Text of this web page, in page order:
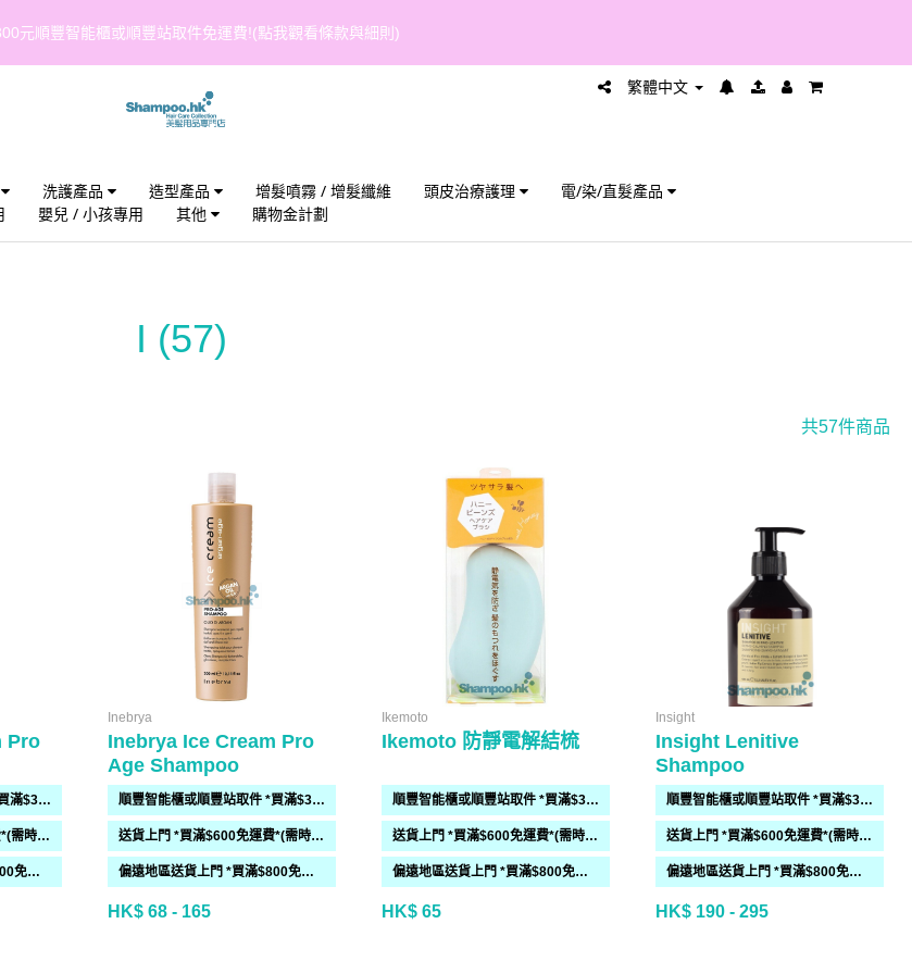
元順豐智能櫃或順豐站取件免運費!(點我觀看條款與細則)
繁體中文
洗護產品 造型產品 增髮噴霧 / 增髮纖維 頭皮治療護理
電/染/直髮產品
嬰兒 / 小孩專用 其他 購物金計劃
I (57)
共57件商品
Pro
順豐智能櫃或順豐站取件 *買滿$300免運費*
送貨上門 *買滿$600免運費*(需時 2-6過工作天)
偏遠地區送貨上門 *買滿$800免運費*(需時 2-6個工作天)
Inebrya
Inebrya Ice Cream Pro
Age Shampoo
順豐智能櫃或順豐站取件 *買滿$300免運費*
送貨上門 *買滿$600免運費*(需時 2-6過工作天)
偏遠地區送貨上門 *買滿$800免運費*(需時 2-6個工作天)
HK$ 68 - 165
Ikemoto
Ikemoto 防靜電解結梳
順豐智能櫃或順豐站取件 *買滿$300免運費*
送貨上門 *買滿$600免運費*(需時 2-6過工作天)
偏遠地區送貨上門 *買滿$800免運費*(需時 2-6個工作天)
HK$ 65
Insight
Insight Lenitive
Shampoo
順豐智能櫃或順豐站取件 *買滿$300免運費*
送貨上門 *買滿$600免運費*(需時 2-6過工作天)
偏遠地區送貨上門 *買滿$800免運費*(需時 2-6個工作天)
HK$ 190 - 295